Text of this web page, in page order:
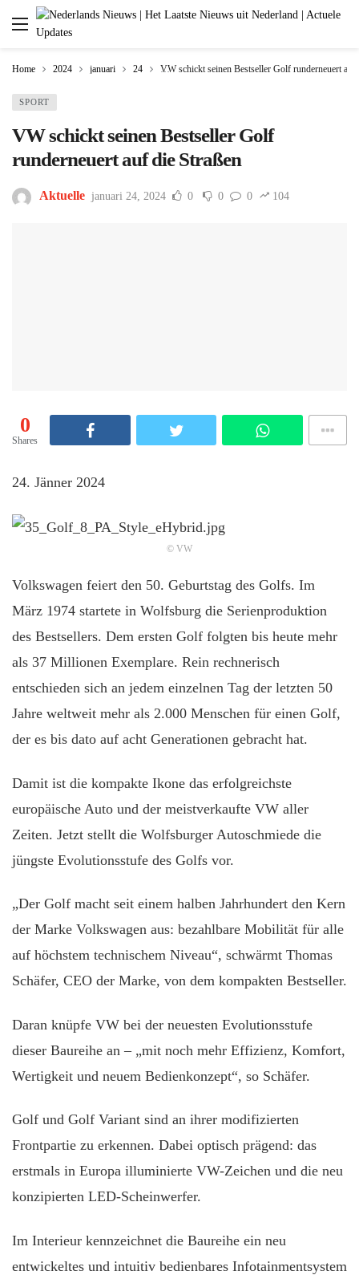
Home 2024 januari 24 VW schickt seinen Bestseller Golf runderneuert auf
SPORT
VW schickt seinen Bestseller Golf
runderneuert auf die Straßen
Aktuelle januari 24, 2024 0 0 0 104
0
Shares
24. Jänner 2024
© VW
Volkswagen feiert den 50. Geburtstag des Golfs. Im
März 1974 startete in Wolfsburg die Serienproduktion
des Bestsellers. Dem ersten Golf folgten bis heute mehr
als 37 Millionen Exemplare. Rein rechnerisch
entschieden sich an jedem einzelnen Tag der letzten 50
Jahre weltweit mehr als 2.000 Menschen für einen Golf,
der es bis dato auf acht Generationen gebracht hat.
Damit ist die kompakte Ikone das erfolgreichste
europäische Auto und der meistverkaufte VW aller
Zeiten. Jetzt stellt die Wolfsburger Autoschmiede die
jüngste Evolutionsstufe des Golfs vor.
„Der Golf macht seit einem halben Jahrhundert den Kern
der Marke Volkswagen aus: bezahlbare Mobilität für alle
auf höchstem technischem Niveau“, schwärmt Thomas
Schäfer, CEO der Marke, von dem kompakten Bestseller.
Daran knüpfe VW bei der neuesten Evolutionsstufe
dieser Baureihe an – „mit noch mehr Effizienz, Komfort,
Wertigkeit und neuem Bedienkonzept“, so Schäfer.
Golf und Golf Variant sind an ihrer modifizierten
Frontpartie zu erkennen. Dabei optisch prägend: das
erstmals in Europa illuminierte VW-Zeichen und die neu
konzipierten LED-Scheinwerfer.
Im Interieur kennzeichnet die Baureihe ein neu
entwickeltes und intuitiv bedienbares Infotainmentsystem